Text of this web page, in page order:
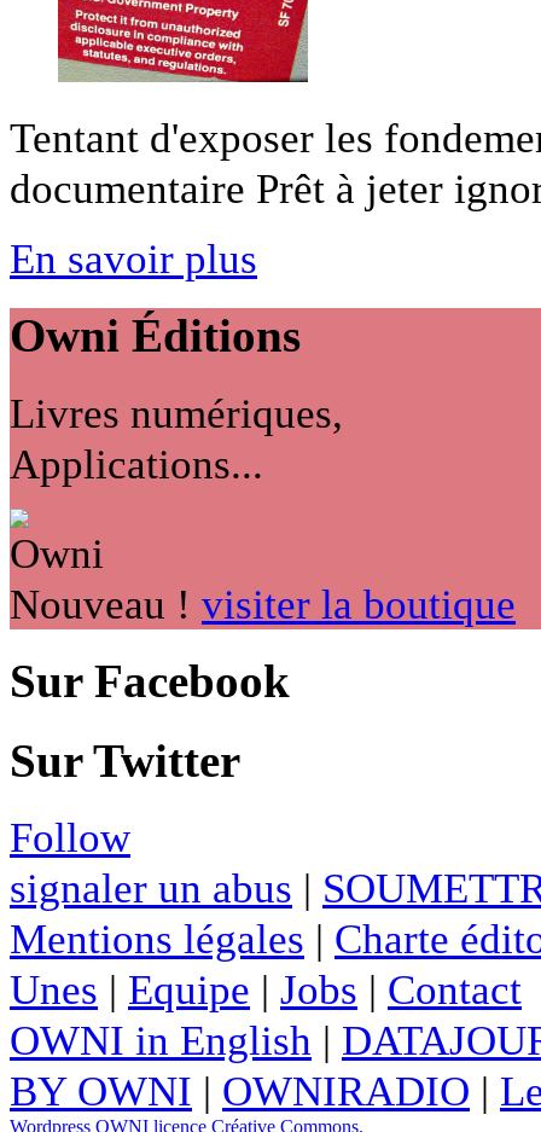
Tentant d'exposer les
documentaire Prêt à jeter
En savoir plus
Owni Éditions
Livres numériques,
Applications...
Nouveau ! visiter la boutique
Sur Facebook
Sur Twitter
Follow
signaler un abus |
Mentions légales | Charte
Unes | Equipe | Jobs | Contact
OWNI in English |
BY OWNI | OWNIRADIO |
Wordpress OWNI licence Créative Commons.